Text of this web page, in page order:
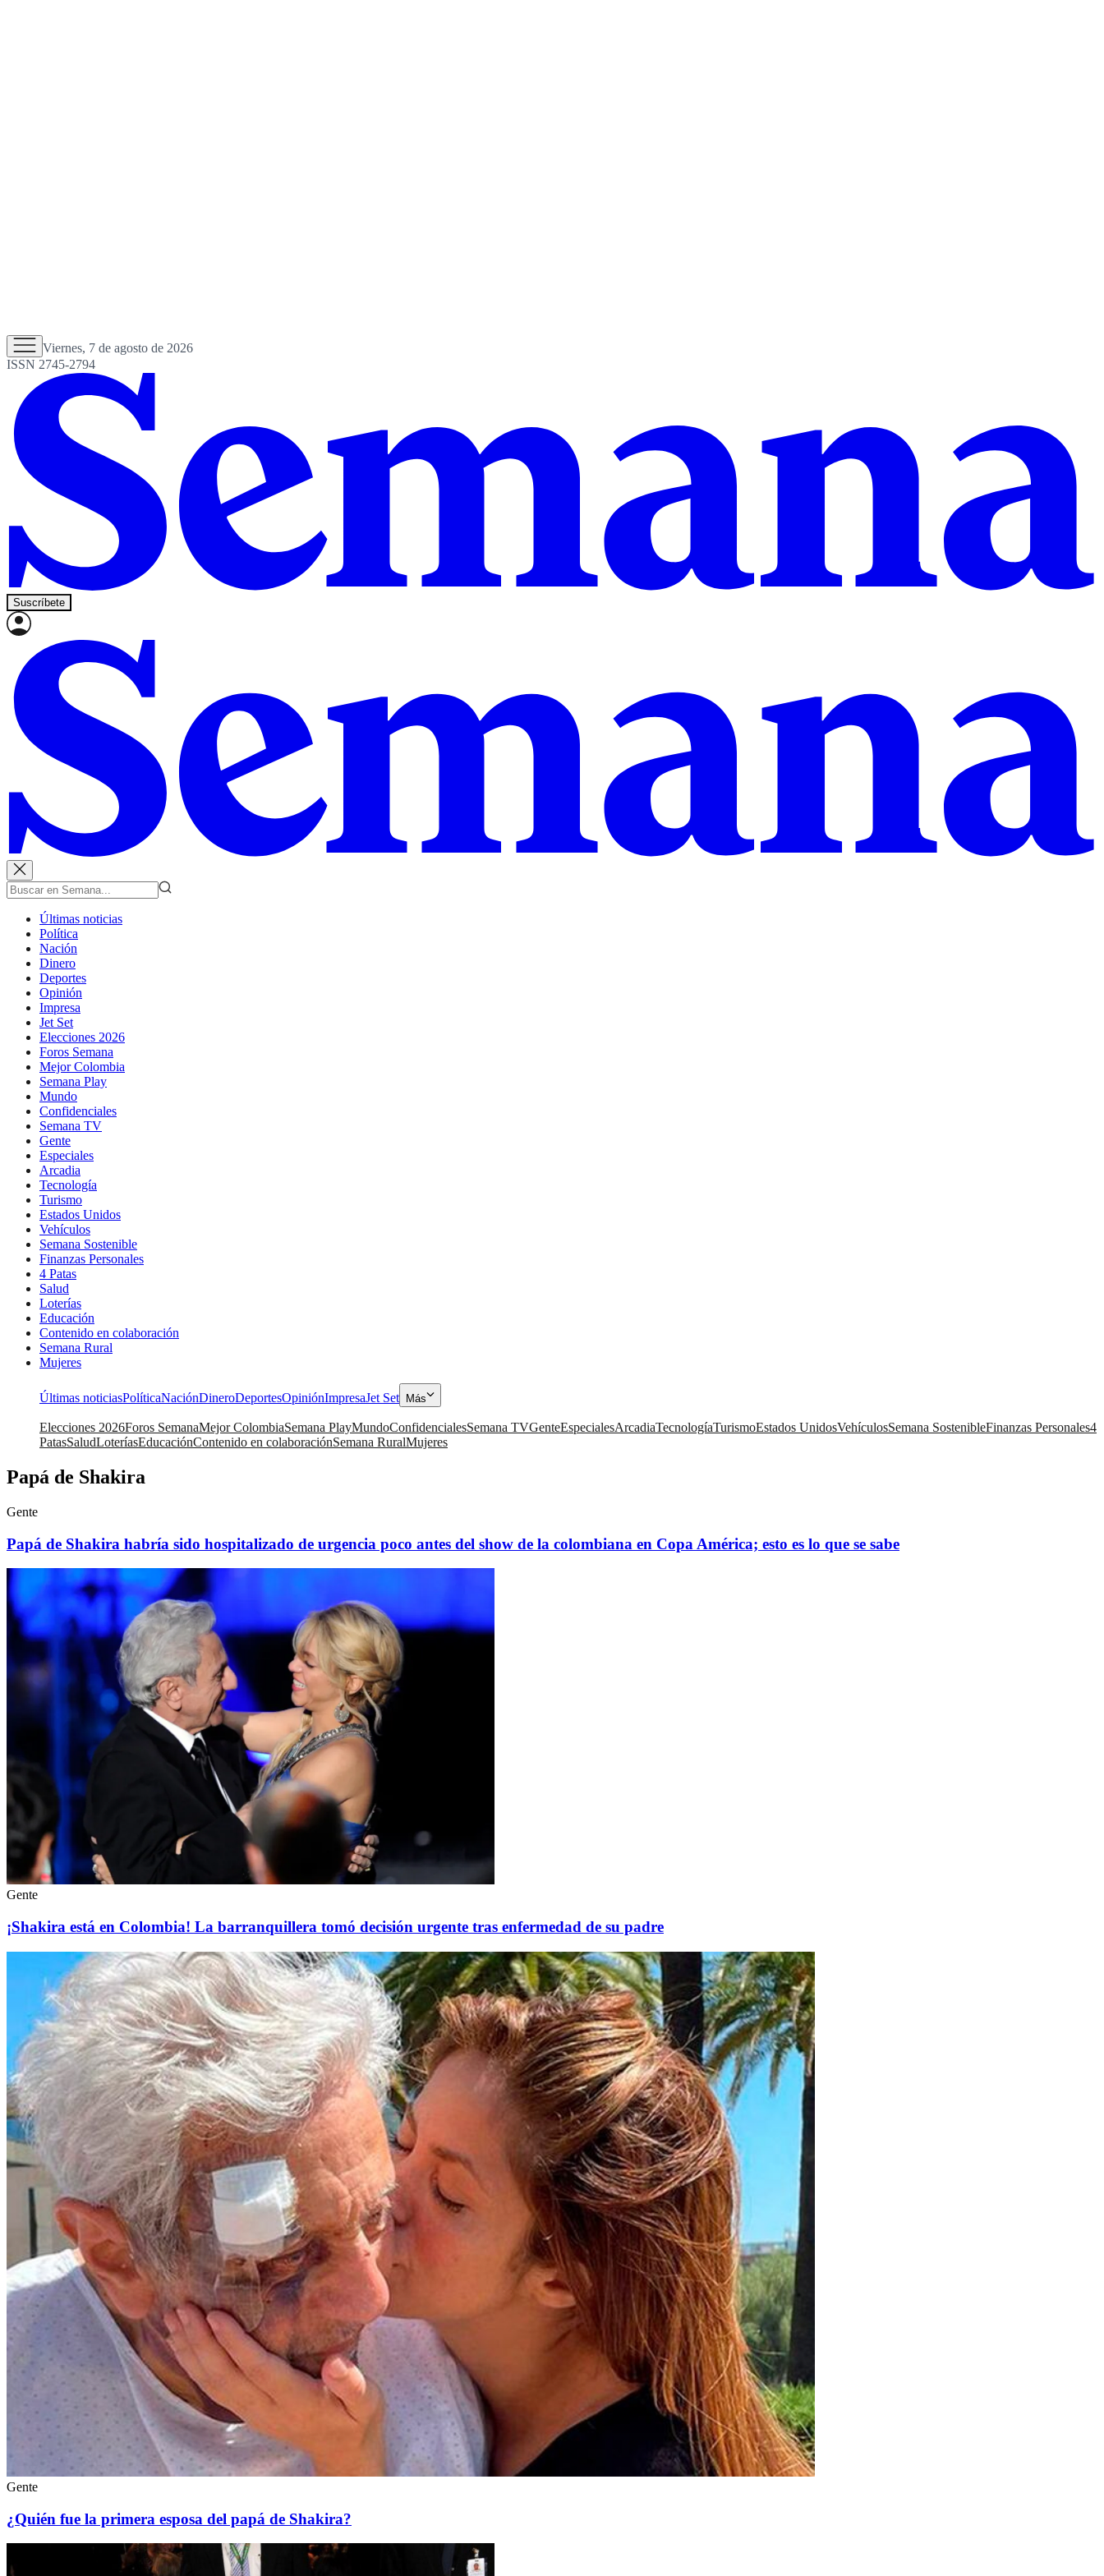
Viernes, 7 de agosto de 2026
ISSN 2745-2794
Suscríbete
Últimas noticias
Política
Nación
Dinero
Deportes
Opinión
Impresa
Jet Set
Elecciones 2026
Foros Semana
Mejor Colombia
Semana Play
Mundo
Confidenciales
Semana TV
Gente
Especiales
Arcadia
Tecnología
Turismo
Estados Unidos
Vehículos
Semana Sostenible
Finanzas Personales
4 Patas
Salud
Loterías
Educación
Contenido en colaboración
Semana Rural
Mujeres
Últimas noticiasPolíticaNaciónDineroDeportesOpiniónImpresaJet Set Más
Elecciones 2026Foros SemanaMejor ColombiaSemana PlayMundoConfidencialesSemana TVGenteEspecialesArcadiaTecnologíaTurismoEstados UnidosVehículosSemana SostenibleFinanzas Personales4
PatasSaludLoteríasEducaciónContenido en colaboraciónSemana RuralMujeres
Papá de Shakira
Gente
Papá de Shakira habría sido hospitalizado de urgencia poco antes del show de la colombiana en Copa América; esto es lo que se sabe
Gente
¡Shakira está en Colombia! La barranquillera tomó decisión urgente tras enfermedad de su padre
Gente
¿Quién fue la primera esposa del papá de Shakira?